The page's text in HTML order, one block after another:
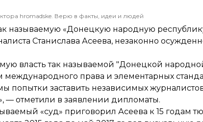
hromadske. Верю в факты, идеи и людей
называемую «Донецкую народную
Станислава Асеева, незаконно
власть так называемой "Донецкой
права и элементарных
попытки заставить независимых журналистов
— отметили в заявлении дипломаты.
«суд» приговорил Асеева к 15 годам